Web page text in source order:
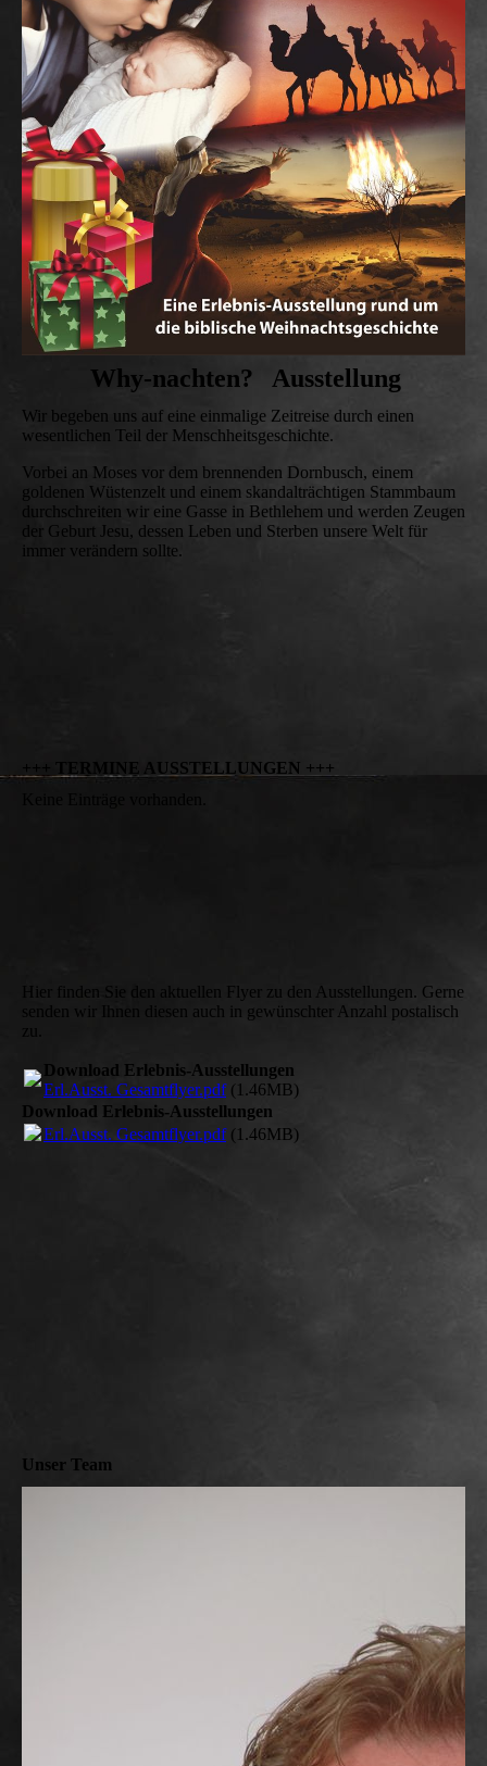
Why-nachten? Ausstellung
Wir begeben uns auf eine einmalige Zeitreise durch einen
wesentlichen Teil der Menschheitsgeschichte.
Vorbei an Moses vor dem brennenden Dornbusch, einem
goldenen Wüstenzelt und einem skandalträchtigen Stammbaum
durchschreiten wir eine Gasse in Bethlehem und werden Zeugen
der Geburt Jesu, dessen Leben und Sterben unsere Welt für
immer verändern sollte.
+++ TERMINE AUSSTELLUNGEN +++
Hier finden Sie den aktuellen Flyer zu den Ausstellungen. Gerne
senden wir Ihnen diesen auch in gewünschter Anzahl postalisch
Download Erlebnis-Ausstellungen
Erl.Ausst. Gesamtflyer.pdf(1.46MB)
Download Erlebnis-Ausstellungen
Erl.Ausst. Gesamtflyer.pdf(1.46MB)
Unser Team